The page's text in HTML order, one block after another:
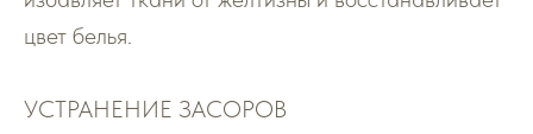
цвет белья.
УСТРАНЕНИЕ ЗАСОРОВ